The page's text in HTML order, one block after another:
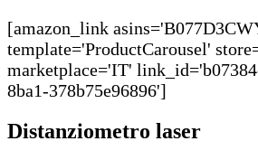
[amazon_link
template='ProductCarousel'
marketplace='IT'
8ba1-378b75e96896']
Distanziometro laser